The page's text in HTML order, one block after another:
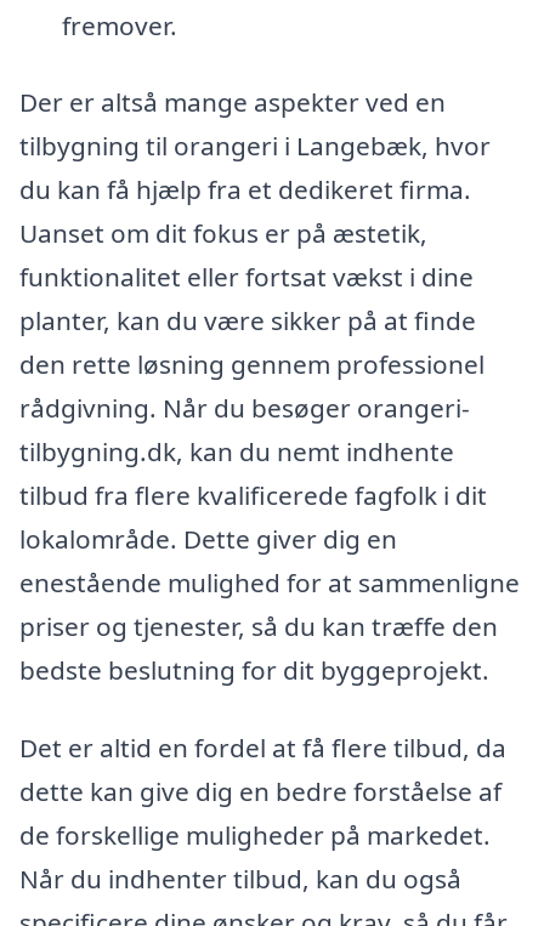
fremover.
Der er altså mange aspekter ved en
tilbygning til orangeri i Langebæk, hvor
du kan få hjælp fra et dedikeret firma.
Uanset om dit fokus er på æstetik,
funktionalitet eller fortsat vækst i dine
planter, kan du være sikker på at finde
den rette løsning gennem professionel
rådgivning. Når du besøger orangeri-
tilbygning.dk, kan du nemt indhente
tilbud fra flere kvalificerede fagfolk i dit
lokalområde. Dette giver dig en
enestående mulighed for at sammenligne
priser og tjenester, så du kan træffe den
bedste beslutning for dit byggeprojekt.
Det er altid en fordel at få flere tilbud, da
dette kan give dig en bedre forståelse af
de forskellige muligheder på markedet.
Når du indhenter tilbud, kan du også